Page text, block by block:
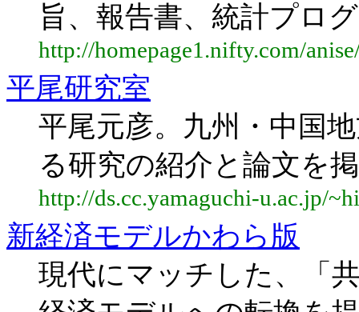
旨、報告書、統計プロ
http://homepage1.nifty.com/
平尾研究室
平尾元彦。九州・中国
る研究の紹介と論文を
http://ds.cc.yamaguchi-u.ac.jp/
新経済モデルかわら版
現代にマッチした、「